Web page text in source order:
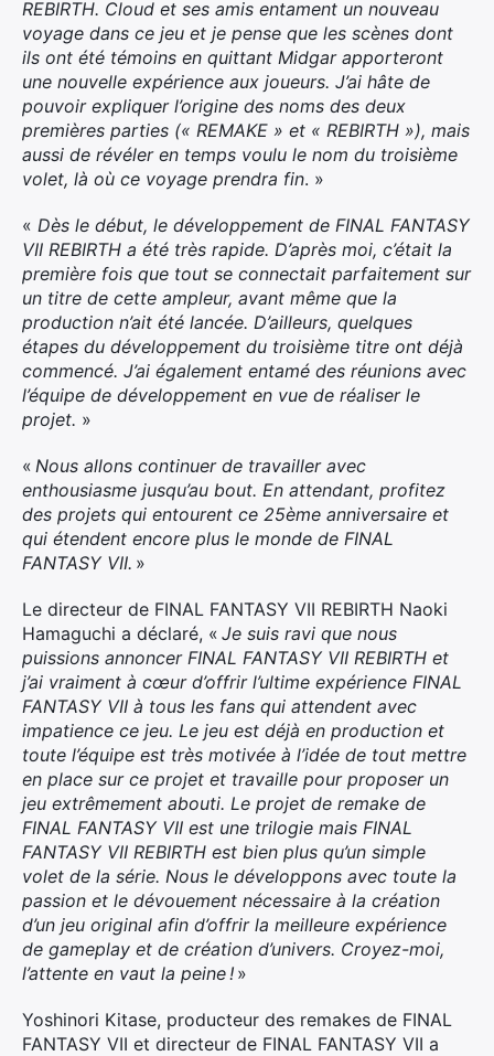
REBIRTH. Cloud et ses amis entament un nouveau
voyage dans ce jeu et je pense que les scènes dont
ils ont été témoins en quittant Midgar apporteront
une nouvelle expérience aux joueurs. J’ai hâte de
pouvoir expliquer l’origine des noms des deux
premières parties (« REMAKE » et « REBIRTH »), mais
aussi de révéler en temps voulu le nom du troisième
volet, là où ce voyage prendra fin. »
« Dès le début, le développement de FINAL FANTASY
VII REBIRTH a été très rapide. D’après moi, c’était la
première fois que tout se connectait parfaitement sur
un titre de cette ampleur, avant même que la
production n’ait été lancée. D’ailleurs, quelques
étapes du développement du troisième titre ont déjà
commencé. J’ai également entamé des réunions avec
l’équipe de développement en vue de réaliser le
projet. »
« Nous allons continuer de travailler avec
enthousiasme jusqu’au bout. En attendant, profitez
des projets qui entourent ce 25ème anniversaire et
qui étendent encore plus le monde de FINAL
FANTASY VII. »
Le directeur de FINAL FANTASY VII REBIRTH Naoki
Hamaguchi a déclaré, « Je suis ravi que nous
puissions annoncer FINAL FANTASY VII REBIRTH et
j’ai vraiment à cœur d’offrir l’ultime expérience FINAL
FANTASY VII à tous les fans qui attendent avec
impatience ce jeu. Le jeu est déjà en production et
toute l’équipe est très motivée à l’idée de tout mettre
en place sur ce projet et travaille pour proposer un
jeu extrêmement abouti. Le projet de remake de
FINAL FANTASY VII est une trilogie mais FINAL
FANTASY VII REBIRTH est bien plus qu’un simple
volet de la série. Nous le développons avec toute la
passion et le dévouement nécessaire à la création
d’un jeu original afin d’offrir la meilleure expérience
de gameplay et de création d’univers. Croyez-moi,
l’attente en vaut la peine ! »
Yoshinori Kitase, producteur des remakes de FINAL
FANTASY VII et directeur de FINAL FANTASY VII a